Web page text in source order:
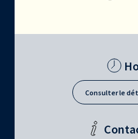
Consulter le